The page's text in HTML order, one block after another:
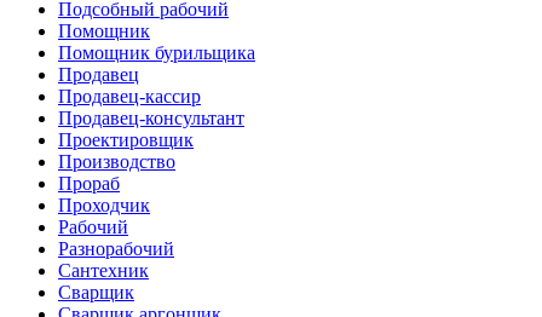
Подсобный рабочий
Помощник
Помощник бурильщика
Продавец
Продавец-кассир
Продавец-консультант
Проектировщик
Производство
Прораб
Проходчик
Рабочий
Разнорабочий
Сантехник
Сварщик